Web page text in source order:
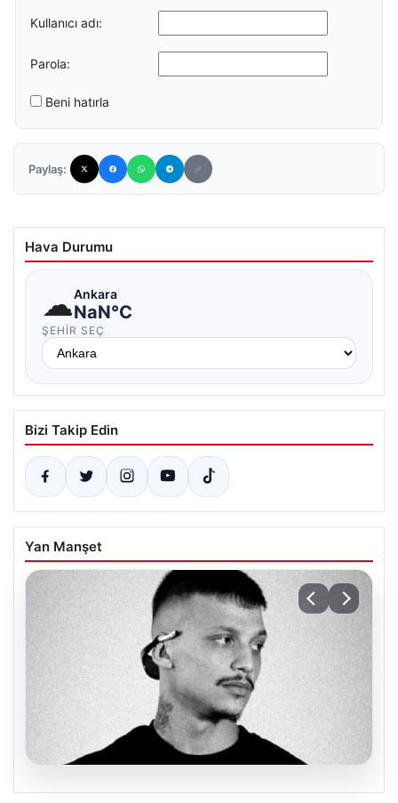
Kullanıcı adı:
Parola:
Beni hatırla
Paylaş:
Hava Durumu
☁Ankara
NaN°C
ŞEHIR SEÇ
Bizi Takip Edin
Yan Manşet
06.08.2026